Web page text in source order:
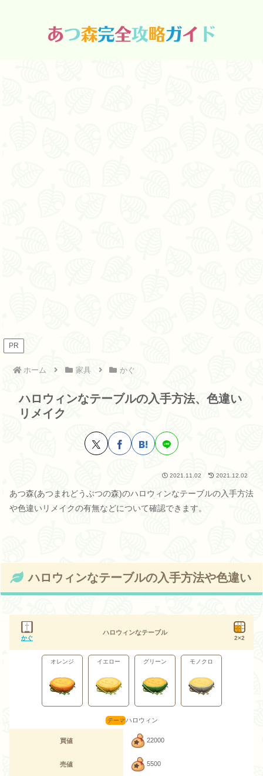
PR
ホーム 家具 かぐ
ハロウィンなテーブルの入手方法、色違い
リメイク
2021.11.02 2021.12.02
あつ森(あつまれどうぶつの森)のハロウィンなテーブルの入手方法
や色違いリメイクの有無などについて確認できます。
ハロウィンなテーブルの入手方法や色違い
かぐ
ハロウィンなテーブル
2×2
オレンジ イエロー グリーン モノクロ
ハロウィン
買値 22000
売値 5500